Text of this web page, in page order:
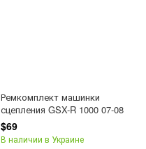
Ремкомплект машинки
сцепления GSX-R 1000 07-08
$69
В наличии в Украине